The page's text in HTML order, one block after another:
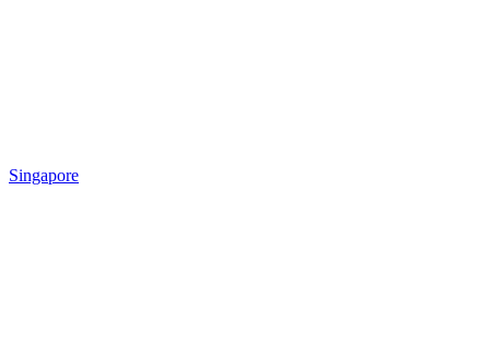
Singapore